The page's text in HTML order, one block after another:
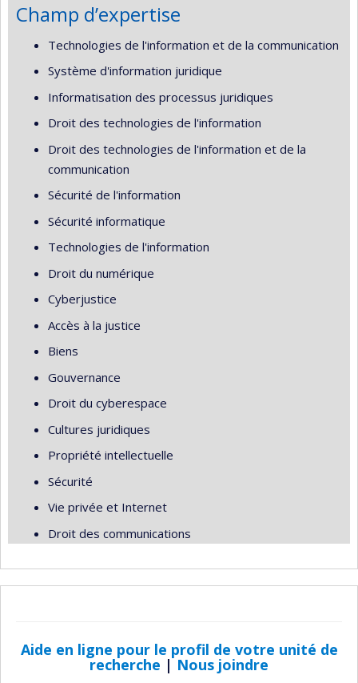
Champ d’expertise
Technologies de l'information et de la communication
Système d'information juridique
Informatisation des processus juridiques
Droit des technologies de l'information
Droit des technologies de l'information et de la
communication
Sécurité de l'information
Sécurité informatique
Technologies de l'information
Droit du numérique
Cyberjustice
Accès à la justice
Biens
Gouvernance
Droit du cyberespace
Cultures juridiques
Propriété intellectuelle
Sécurité
Vie privée et Internet
Droit des communications
Aide en ligne pour le profil de votre unité de
recherche | Nous joindre